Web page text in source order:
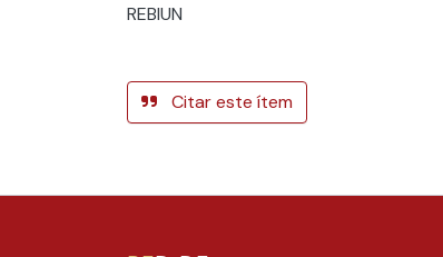
REBIUN
Citar este ítem